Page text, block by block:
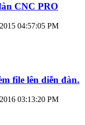
CNC PRO
04:57:05 PM
file lên diễn đàn.
03:13:20 PM